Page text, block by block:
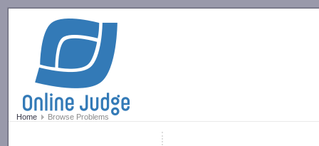
Home Browse Problems